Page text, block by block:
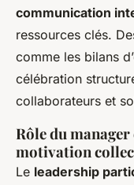
communication
ressources clés.
comme les bilans
célébration
collaborateurs et
Rôle du
motivation
Le leadership